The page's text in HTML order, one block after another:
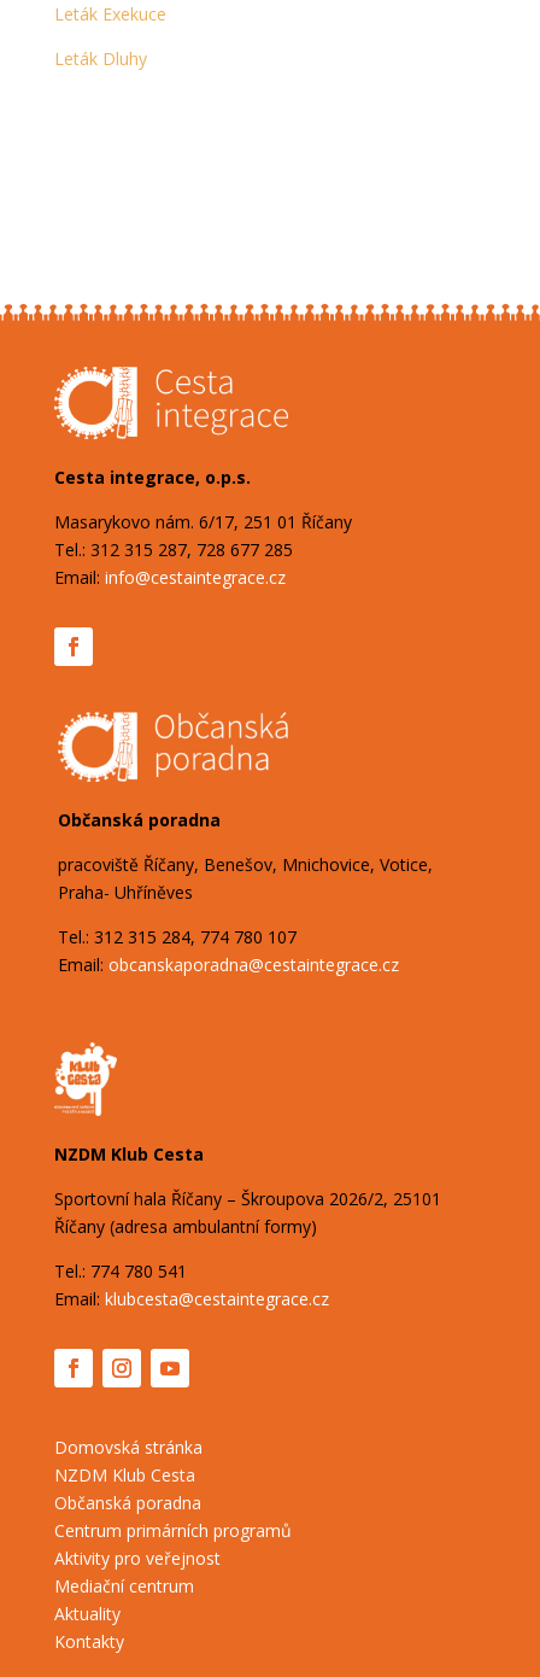
Leták Exekuce
Leták Dluhy
Cesta integrace, o.p.s.
Masarykovo nám. 6/17, 251 01 Říčany
Tel.: 312 315 287, 728 677 285
Email: info@cestaintegrace.cz
Občanská poradna
pracoviště Říčany, Benešov, Mnichovice, Votice,
Praha- Uhříněves
Tel.: 312 315 284, 774 780 107
Email: obcanskaporadna@cestaintegrace.cz
NZDM Klub Cesta
Sportovní hala Říčany – Škroupova 2026/2, 25101
Říčany (adresa ambulantní formy)
Tel.: 774 780 541
Email: klubcesta@cestaintegrace.cz
Domovská stránka
NZDM Klub Cesta
Občanská poradna
Centrum primárních programů
Aktivity pro veřejnost
Mediační centrum
Aktuality
Kontakty